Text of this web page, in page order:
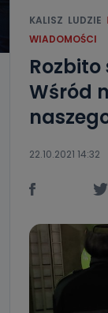
KALISZ LUDZIE
WIADOMOŚCI
Wśród
22.10.2021 14:32